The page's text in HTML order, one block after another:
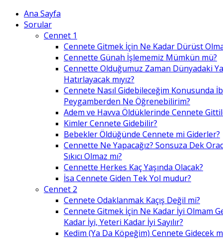
Ana Sayfa
Sorular
Cennet 1
Cennete Gitmek İçin Ne Kadar Dürüst
Cennette Günah İşlememiz Mümkün mü?
Cennette Olduğumuz Zaman Dünyadaki
Hatırlayacak mıyız?
Cennete Nasıl Gidebileceğim Konusunda
Peygamberden Ne Öğrenebilirim?
Adem ve Havva Öldüklerinde Cennete
Kimler Cennete Gidebilir?
Bebekler Öldüğünde Cennete mi Giderler?
Cennette Ne Yapacağız? Sonsuza Dek
Sıkıcı Olmaz mı?
Cennette Herkes Kaç Yaşında Olacak?
İsa Cennete Giden Tek Yol mudur?
Cennet 2
Cennete Odaklanmak Kaçış Değil mi?
Cennete Gitmek İçin Ne Kadar İyi Olmam
Kadar İyi, Yeteri Kadar İyi Sayılır?
Kedim (Ya Da Köpeğim) Cennete Gidecek